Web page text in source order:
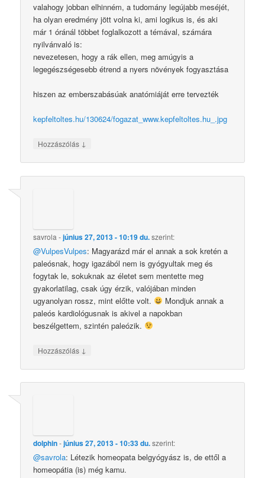
valahogy jobban elhinném, a tudomány legújabb meséjét,
ha olyan eredmény jött volna ki, ami logikus is, és aki
már 1 óránál többet foglalkozott a témával, számára
nyilvánvaló is:
nevezetesen, hogy a rák ellen, meg amúgyis a
legegészségesebb étrend a nyers növények fogyasztása
hiszen az emberszabásúak anatómiáját erre tervezték
kepfeltoltes.hu/130624/fogazat_www.kepfeltoltes.hu_.jpg
Hozzászólás ↓
savrola -június 27, 2013 - 10:19 du.szerint:
@VulpesVulpes: Magyarázd már el annak a sok kretén a
paleósnak, hogy igazából nem is gyógyultak meg és
fogytak le, sokuknak az életet sem mentette meg
gyakorlatilag, csak úgy érzik, valójában minden
ugyanolyan rossz, mint előtte volt.
Mondjuk annak a
paleós kardiológusnak is akivel a napokban
beszélgettem, szintén paleózik.
Hozzászólás ↓
dolphin-június 27, 2013 - 10:33 du.szerint:
@savrola: Létezik homeopata belgyógyász is, de ettől a
homeopátia (is) még kamu.